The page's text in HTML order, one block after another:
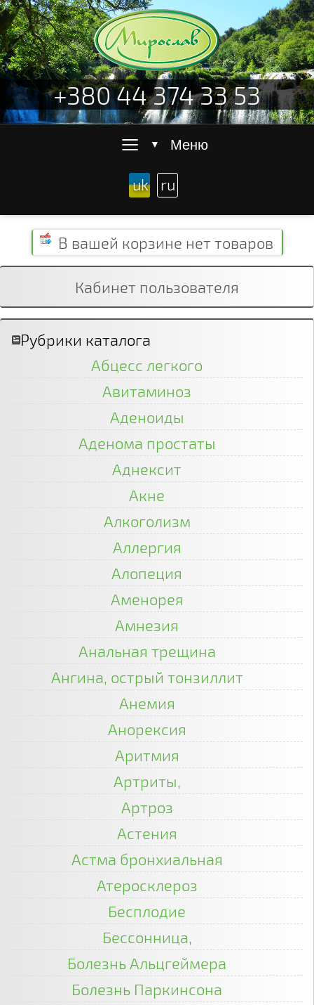
+380 44 374 33 53
≡ ▼ Меню
uk ru
В вашей корзине нет товаров
Кабинет пользователя
Рубрики каталога
Абцесс легкого
Авитаминоз
Аденоиды
Аденома простаты
Аднексит
Акне
Алкоголизм
Аллергия
Алопеция
Аменорея
Амнезия
Анальная трещина
Ангина, острый тонзиллит
Анемия
Анорексия
Аритмия
Артриты,
Артроз
Астения
Астма бронхиальная
Атеросклероз
Бесплодие
Бессонница,
Болезнь Альцгеймера
Болезнь Паркинсона